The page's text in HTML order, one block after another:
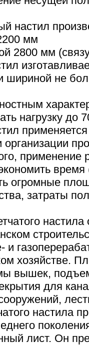
настил
мм
2800 мм
шириной не
нагрузку до
применение
огромные
затраты
и
хозяйстве.
вышек,
для
настила
лист. Он